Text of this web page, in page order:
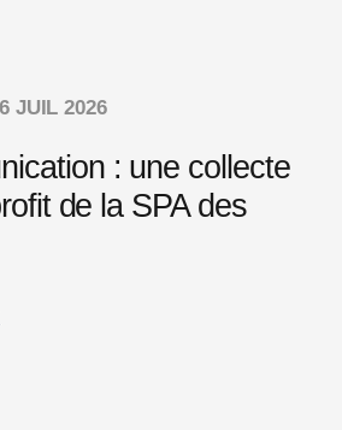
JUIL 2026
: une collecte
de la SPA des